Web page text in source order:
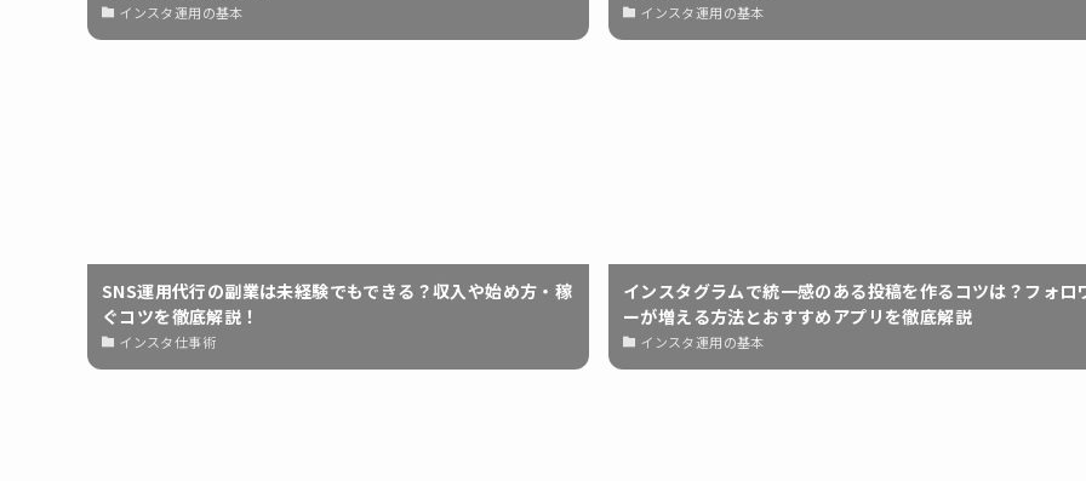
インスタ運用の基本 インスタ運用の基本
SNS運用代行の副業は未経験でもできる？収入や始め方・稼
ぐコツを徹底解説！
インスタ仕事術
インスタグラムで統一感のある投稿を作るコツは？フォロ
ーが増える方法とおすすめアプリを徹底解説
インスタ運用の基本